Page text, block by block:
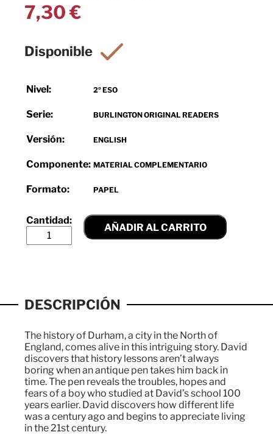
7,30€
Nivel: 2º ESO
Serie: BURLINGTON ORIGINAL READERS
Versión: ENGLISH
Componente: MATERIAL COMPLEMENTARIO
Formato: PAPEL
AÑADIR AL CARRITO
DESCRIPCIÓN
The history of Durham, a city in the North of
England, comes alive in this intriguing story. David
discovers that history lessons aren’t always
boring when an antique pen takes him back in
time. The pen reveals the troubles, hopes and
fears of a boy who studied at David’s school 100
years earlier. David discovers how different life
was a century ago and begins to appreciate living
in the 21st century.